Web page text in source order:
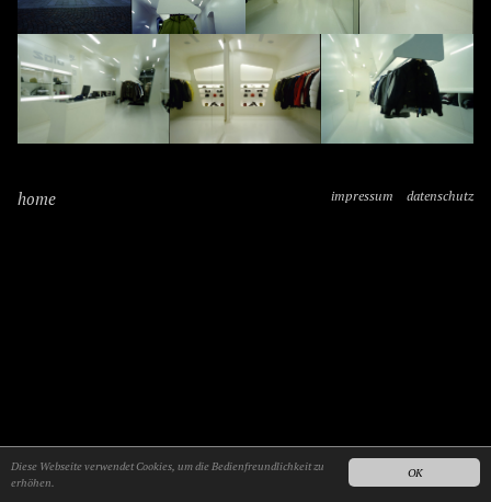
OK
Diese Webseite verwendet Cookies, um die Bedienfreundlichkeit zu
erhöhen.
home impressum datenschutz